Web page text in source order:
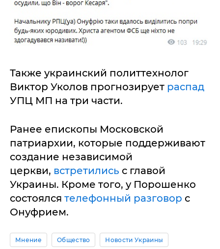
Также украинский политтехнолог
Виктор Уколов прогнозирует распад
УПЦ МП на три части.
Ранее епископы Московской
патриархии, которые поддерживают
создание независимой
церкви, встретились с главой
Украины. Кроме того, у Порошенко
состоялся телефонный разговор с
Онуфрием.
Мнение Общество Новости Украины